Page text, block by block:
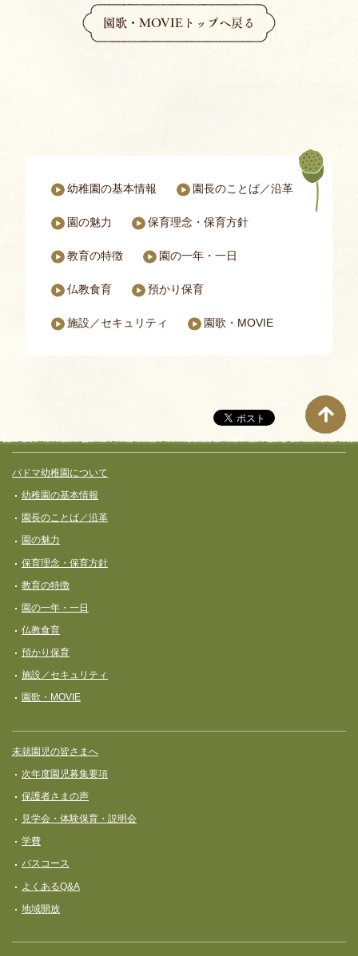
園歌・MOVIEトップへ戻る
パドマ幼稚園についてのページ一覧
幼稚園の基本情報 園長のことば／沿革
園の魅力 保育理念・保育⽅針
教育の特徴 園の一年・一日
仏教食育 預かり保育
施設／セキュリティ 園歌・MOVIE
フッターコンテンツ
パドマ幼稚園について
幼稚園の基本情報
園長のことば／沿革
園の魅力
保育理念・保育⽅針
教育の特徴
園の一年・一日
仏教食育
預かり保育
施設／セキュリティ
園歌・MOVIE
未就園児の皆さまへ
次年度園児募集要項
保護者さまの声
見学会・体験保育・説明会
学費
バスコース
よくあるQ&A
地域開放